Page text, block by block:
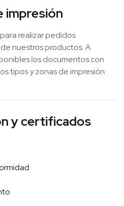
impresión
para realizar pedidos
nuestros productos. A
los documentos con
tipos y zonas de impresión
y certificados